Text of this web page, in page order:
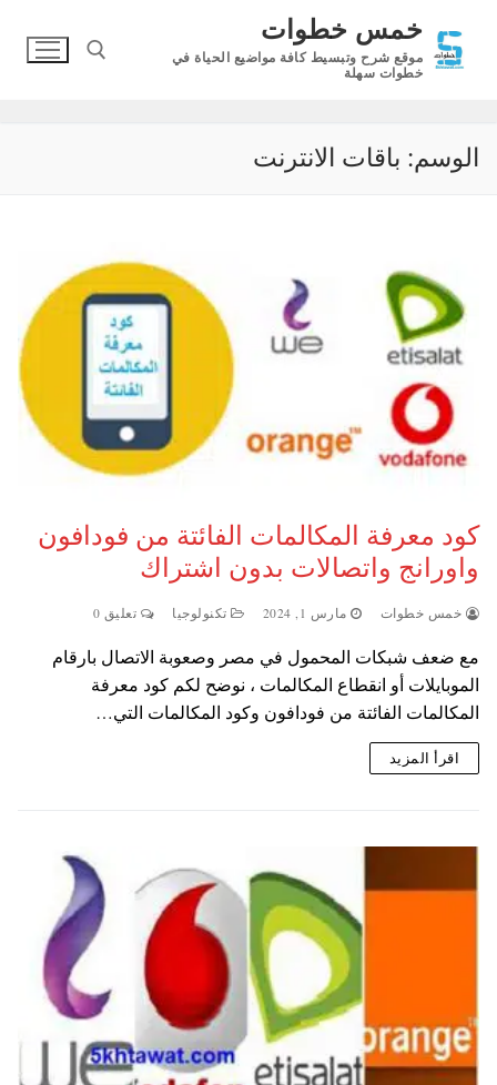
المحتوى
خمس خطوات
موقع شرح وتبسيط كافة مواضيع الحياة في
خطوات سهلة
الوسم: باقات الانترنت
كود معرفة المكالمات الفائتة من فودافون
واورانج واتصالات بدون اشتراك
خمس خطوات مارس 1, 2024 تكنولوجيا تعليق 0
مع ضعف شبكات المحمول في مصر وصعوبة الاتصال بارقام
الموبايلات أو انقطاع المكالمات ، نوضح لكم كود معرفة
المكالمات الفائتة من فودافون وكود المكالمات التي…
اقرأ المزيد